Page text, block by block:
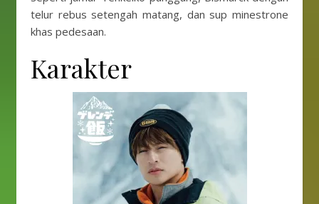
telur rebus setengah matang, dan sup minestrone
khas pedesaan.
Karakter